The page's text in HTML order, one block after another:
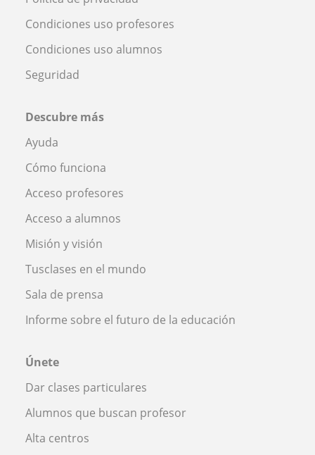
Condiciones uso profesores
Condiciones uso alumnos
Seguridad
Descubre más
Ayuda
Cómo funciona
Acceso profesores
Acceso a alumnos
Misión y visión
Tusclases en el mundo
Sala de prensa
Informe sobre el futuro de la educación
Únete
Dar clases particulares
Alumnos que buscan profesor
Alta centros